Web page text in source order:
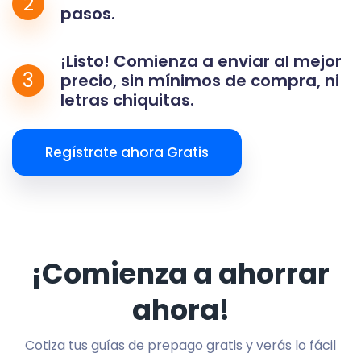
pasos.
3
¡Listo! Comienza a enviar al mejor
precio, sin mínimos de compra, ni
letras chiquitas.
Regístrate ahora Gratis
¡Comienza a ahorrar
ahora!
Cotiza tus guías de prepago gratis y verás lo fácil